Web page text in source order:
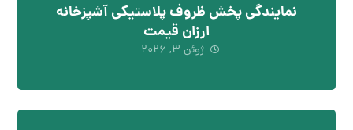
نمایندگی پخش ظروف پلاستیکی آشپزخانه
ارزان قیمت
ژوئن ۳, ۲۰۲۶